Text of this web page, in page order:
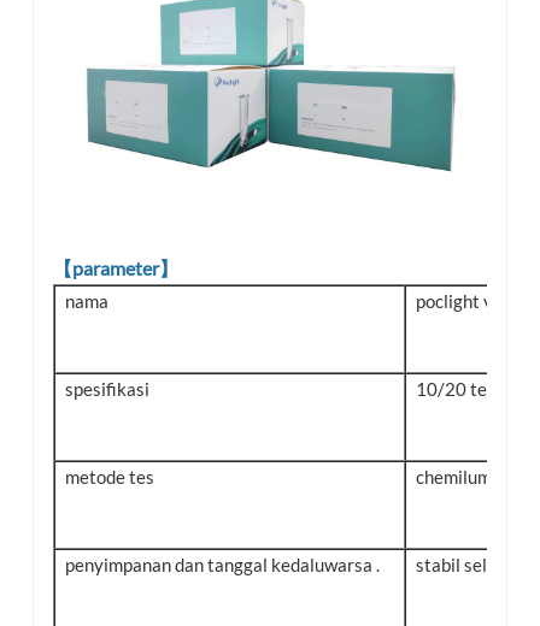
【parameter】
nama poclight
spesifikasi 10/20 tes/
metode tes
penyimpanan dan tanggal kedaluwarsa . stabil selama